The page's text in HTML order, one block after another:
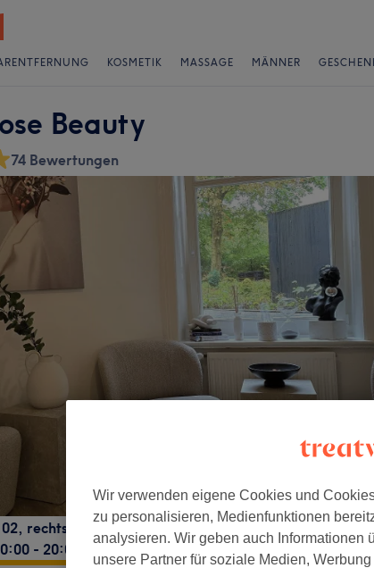
KOSMETIK MASSAGE MÄNNER
Beauty
74 Bewertungen
rechts 22083 Hamburg, Hamburg, 22083
- 20:00
Wir verwenden eigene Cookies und
zu personalisieren, Medienfunktionen
analysieren. Wir geben auch Informationen
unsere Partner für soziale Medien,